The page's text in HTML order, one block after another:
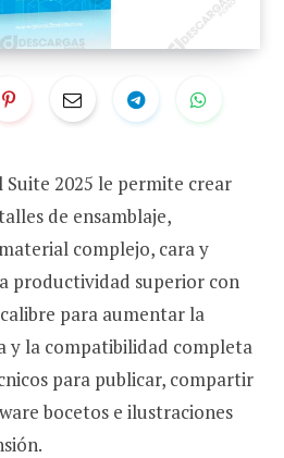
Suite 2025 le permite crear
de ensamblaje,
complejo, cara y
productividad superior con
para aumentar la
y la compatibilidad completa
para publicar, compartir
bocetos e ilustraciones